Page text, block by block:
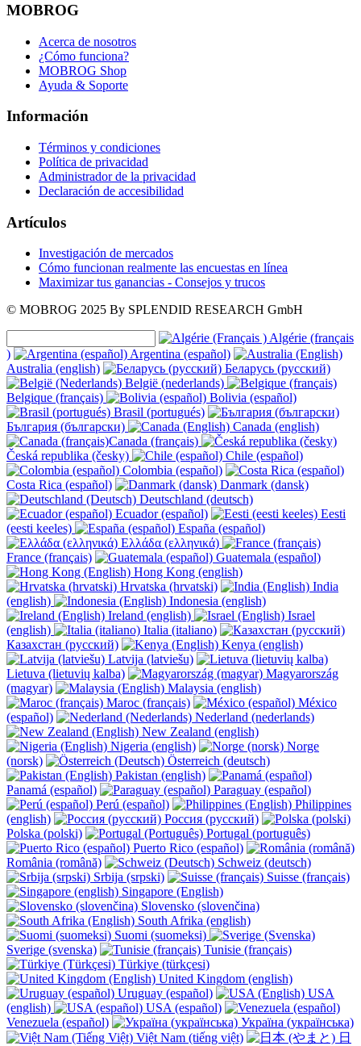
MOBROG
Acerca de nosotros
¿Cómo funciona?
MOBROG Shop
Ayuda & Soporte
Información
Términos y condiciones
Política de privacidad
Administrador de la privacidad
Declaración de accesibilidad
Artículos
Investigación de mercados
Cómo funcionan realmente las encuestas en línea
Maximizar tus ganancias - Consejos y trucos
© MOBROG 2025 By SPLENDID RESEARCH GmbH
Algérie (français
)
Argentina (español)
Australia (english)
Беларусь (русский)
België (nederlands)
Belgique (français)
Bolivia (español)
Brasil (portugués)
България (български)
Canada (english)
Canada (français)
Česká republika (česky)
Chile (español)
Colombia (español)
Costa Rica (español)
Danmark (dansk)
Deutschland (deutsch)
Ecuador (español)
Eesti
(eesti keeles)
España (español)
Ελλάδα (ελληνικά)
France (français)
Guatemala (español)
Hong Kong (english)
Hrvatska (hrvatski)
India
(english)
Indonesia (english)
Ireland (english)
Israel
(english)
Italia (italiano)
Казахстан (русский)
Kenya (english)
Latvija (latviešu)
Lietuva (lietuvių kalba)
Magyarország
(magyar)
Malaysia (english)
Maroc (français)
México
(español)
Nederland (nederlands)
New Zealand (english)
Nigeria (english)
Norge
(norsk)
Österreich (deutsch)
Pakistan (english)
Panamá (español)
Paraguay (español)
Perú (español)
Philippines
(english)
Россия (русский)
Polska (polski)
Portugal (português)
Puerto Rico (español)
România (română)
Schweiz (deutsch)
Srbija (srpski)
Suisse (français)
Singapore (English)
Slovensko (slovenčina)
South Afrika (english)
Suomi (suomeksi)
Sverige (svenska)
Tunisie (français)
Türkiye (türkçesi)
United Kingdom (english)
Uruguay (español)
USA
(english)
USA (español)
Venezuela (español)
Україна (українська)
Việt Nam (tiếng việt)
日